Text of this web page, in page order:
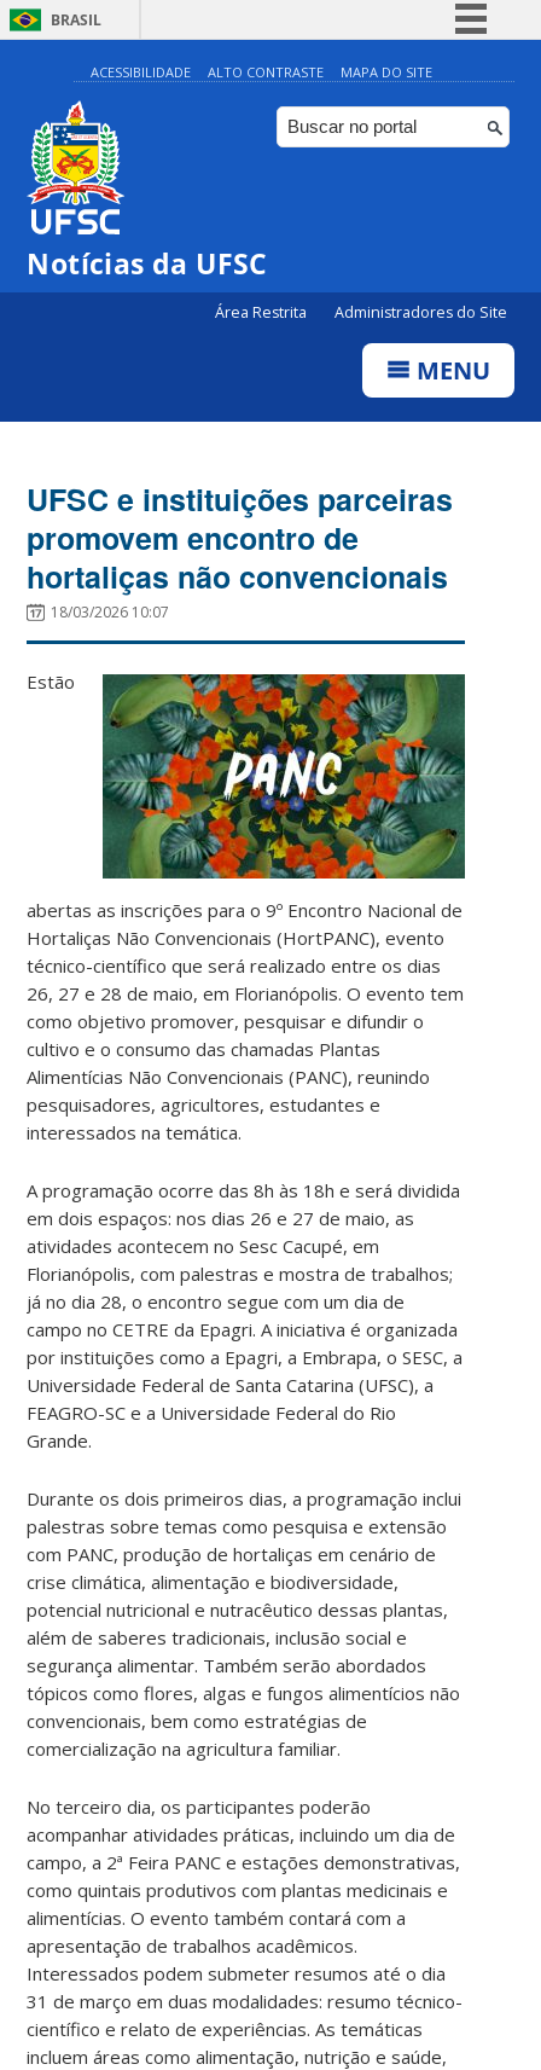
BRASIL
Simplifique!
Comunica BR
Participe
ACESSIBILIDADE ALTO CONTRASTE MAPA DO SITE
Notícias da UFSC
Área Restrita Administradores do Site
MENU
UFSC e instituições parceiras
promovem encontro de
hortaliças não convencionais
18/03/2026 10:07
Estão
abertas as inscrições para o 9º Encontro Nacional de
Hortaliças Não Convencionais (HortPANC), evento
técnico-científico que será realizado entre os dias
26, 27 e 28 de maio, em Florianópolis. O evento tem
como objetivo promover, pesquisar e difundir o
cultivo e o consumo das chamadas Plantas
Alimentícias Não Convencionais (PANC), reunindo
pesquisadores, agricultores, estudantes e
interessados na temática.
A programação ocorre das 8h às 18h e será dividida
em dois espaços: nos dias 26 e 27 de maio, as
atividades acontecem no Sesc Cacupé, em
Florianópolis, com palestras e mostra de trabalhos;
já no dia 28, o encontro segue com um dia de
campo no CETRE da Epagri. A iniciativa é organizada
por instituições como a Epagri, a Embrapa, o SESC, a
Universidade Federal de Santa Catarina (UFSC), a
FEAGRO-SC e a Universidade Federal do Rio
Grande.
Durante os dois primeiros dias, a programação inclui
palestras sobre temas como pesquisa e extensão
com PANC, produção de hortaliças em cenário de
crise climática, alimentação e biodiversidade,
potencial nutricional e nutracêutico dessas plantas,
além de saberes tradicionais, inclusão social e
segurança alimentar. Também serão abordados
tópicos como flores, algas e fungos alimentícios não
convencionais, bem como estratégias de
comercialização na agricultura familiar.
No terceiro dia, os participantes poderão
acompanhar atividades práticas, incluindo um dia de
campo, a 2ª Feira PANC e estações demonstrativas,
como quintais produtivos com plantas medicinais e
alimentícias. O evento também contará com a
apresentação de trabalhos acadêmicos.
Interessados podem submeter resumos até o dia
31 de março em duas modalidades: resumo técnico-
científico e relato de experiências. As temáticas
incluem áreas como alimentação, nutrição e saúde,